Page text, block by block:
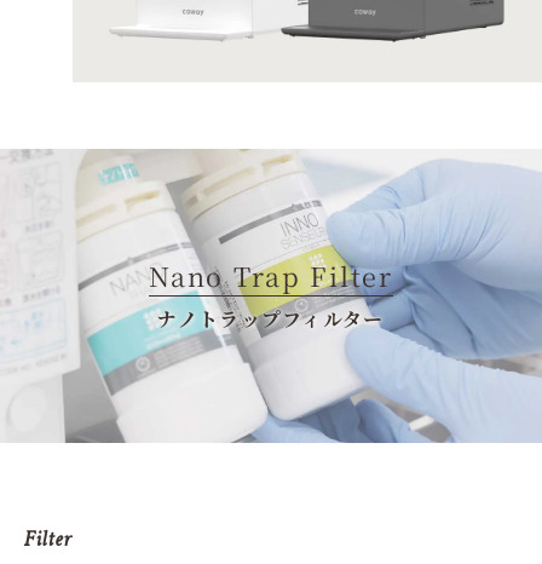
Nano Trap Filter
ナノトラップフィルター
Filter